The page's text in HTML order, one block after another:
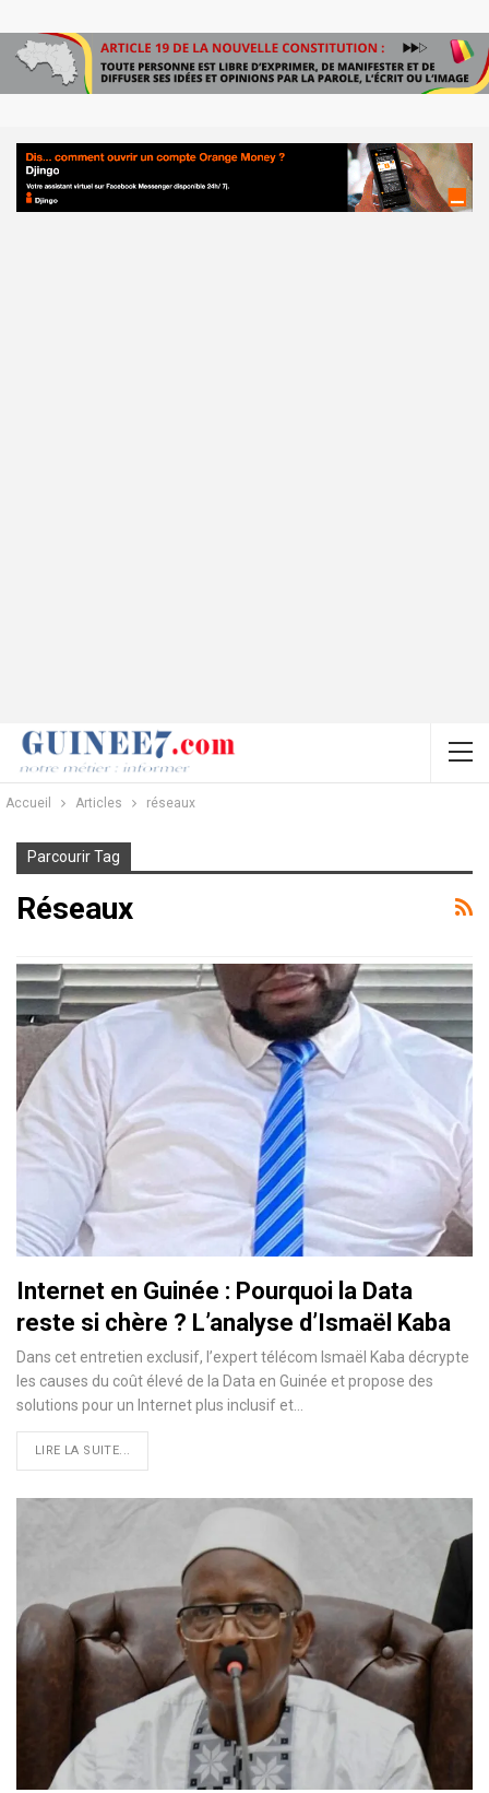
Accueil Articles réseaux
Parcourir Tag
Réseaux
Internet en Guinée : Pourquoi la Data
reste si chère ? L’analyse d’Ismaël Kaba
Dans cet entretien exclusif, l’expert télécom Ismaël Kaba décrypte
les causes du coût élevé de la Data en Guinée et propose des
solutions pour un Internet plus inclusif et…
LIRE LA SUITE...